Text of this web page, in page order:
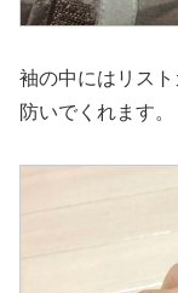
袖の中にはリス
防いでくれます。